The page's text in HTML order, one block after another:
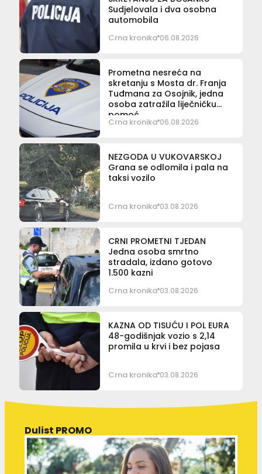
Sudjelovala i dva osobna
automobila
Crna kronika 06.08.2026
Prometna nesreća na
skretanju s Mosta dr. Franja
Tuđmana za Osojnik, jedna
osoba zatražila liječničku
pomoć
Crna kronika 06.08.2026
NEZGODA U VUKOVARSKOJ
Grana se odlomila i pala na
taksi vozilo
Crna kronika 03.08.2026
CRNI PROMETNI TJEDAN
Jedna osoba smrtno
stradala, izdano gotovo
1.500 kazni
Crna kronika 03.08.2026
KAZNA OD TISUĆU I POL EURA
48-godišnjak vozio s 2,14
promila u krvi i bez pojasa
Crna kronika 03.08.2026
Dulist PROMO